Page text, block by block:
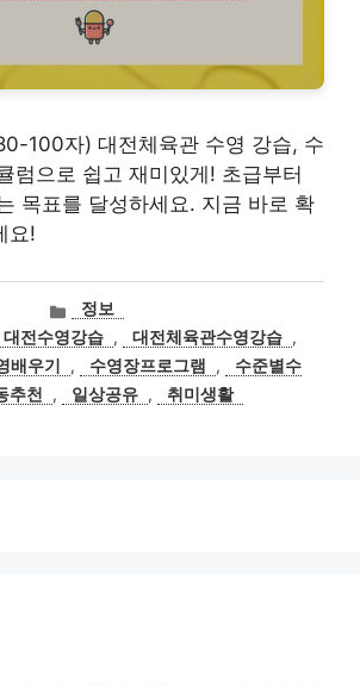
100자) 대전체육관 수영 강습, 수
럼으로 쉽고 재미있게! 초급부터
목표를 달성하세요. 지금 바로 확
요!
카
테
고
리
정보
대전수영강습 , 대전체육관수영강습 ,
배우기 , 수영장프로그램 ,
수준별수
추천 , 일상공유 , 취미생활